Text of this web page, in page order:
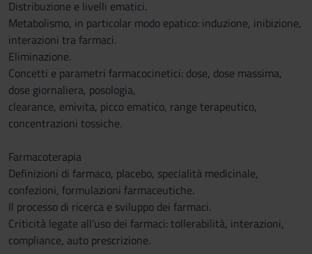
Distribuzione e livelli ematici.
Metabolismo, in particolar modo epatico: induzione, inibizione,
interazioni tra farmaci.
Eliminazione.
Concetti e parametri farmacocinetici: dose, dose massima,
dose giornaliera, posologia,
clearance, emivita, picco ematico, range terapeutico,
concentrazioni tossiche.
Farmacoterapia
Definizioni di farmaco, placebo, specialità medicinale,
confezioni, formulazioni farmaceutiche.
Il processo di ricerca e sviluppo dei farmaci.
Criticità legate all’uso dei farmaci: tollerabilità, interazioni,
compliance, auto prescrizione.